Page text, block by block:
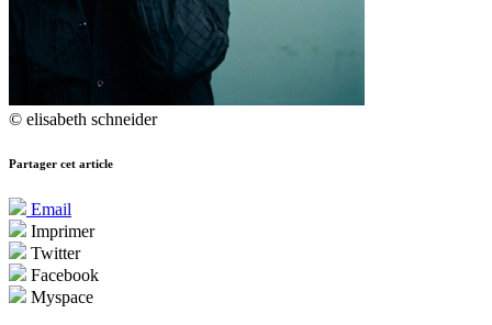
© elisabeth schneider
Partager cet article
Email
Imprimer
Twitter
Facebook
Myspace